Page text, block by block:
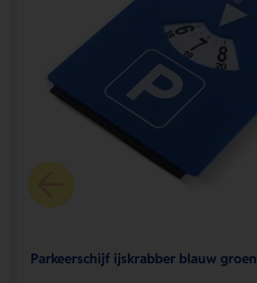
Parkeerschijf ijskrabber blauw groen